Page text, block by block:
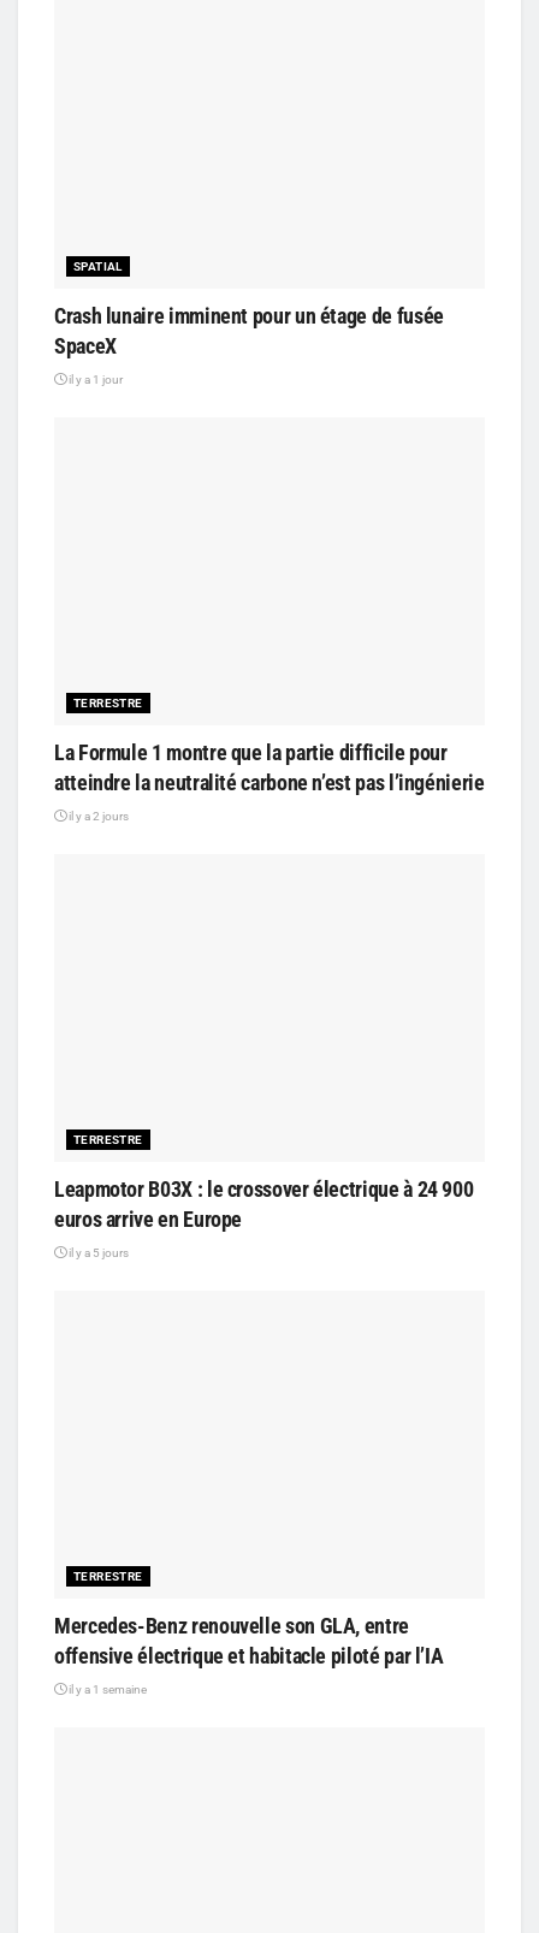
SPATIAL
Crash lunaire imminent pour un étage de fusée
SpaceX
il y a 1 jour
TERRESTRE
La Formule 1 montre que la partie difficile pour
atteindre la neutralité carbone n’est pas l’ingénierie
il y a 2 jours
TERRESTRE
Leapmotor B03X : le crossover électrique à 24 900
euros arrive en Europe
il y a 5 jours
TERRESTRE
Mercedes-Benz renouvelle son GLA, entre
offensive électrique et habitacle piloté par l’IA
il y a 1 semaine